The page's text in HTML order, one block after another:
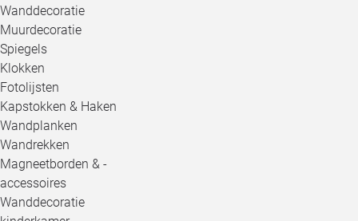
Wanddecoratie
Muurdecoratie
Spiegels
Klokken
Fotolijsten
Kapstokken & Haken
Wandplanken
Wandrekken
Magneetborden & -
accessoires
Wanddecoratie